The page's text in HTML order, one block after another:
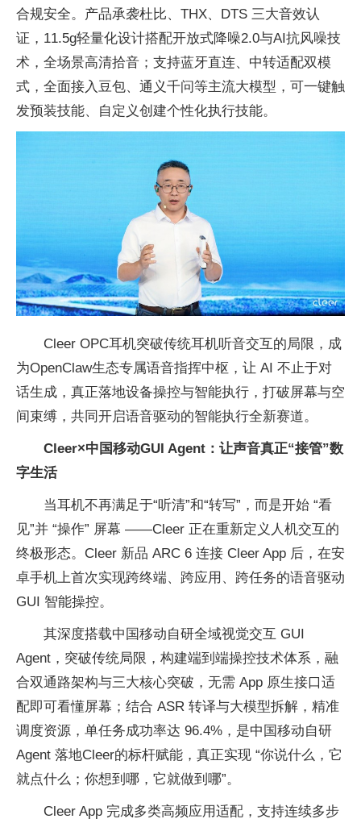
合规安全。产品承袭杜比、THX、DTS 三大音效认
证，11.5g轻量化设计搭配开放式降噪2.0与AI抗风噪技
术，全场景高清拾音；支持蓝牙直连、中转适配双模
式，全面接入豆包、通义千问等主流大模型，可一键触
发预装技能、自定义创建个性化执行技能。
Cleer OPC耳机突破传统耳机听音交互的局限，成
为OpenClaw生态专属语音指挥中枢，让 AI 不止于对
话生成，真正落地设备操控与智能执行，打破屏幕与空
间束缚，共同开启语音驱动的智能执行全新赛道。
Cleer×中国移动GUI Agent：让声音真正“接管”数
字生活
当耳机不再满足于“听清”和“转写”，而是开始 “看
见”并 “操作” 屏幕 ——Cleer 正在重新定义人机交互的
终极形态。Cleer 新品 ARC 6 连接 Cleer App 后，在安
卓手机上首次实现跨终端、跨应用、跨任务的语音驱动
GUI 智能操控。
其深度搭载中国移动自研全域视觉交互 GUI
Agent，突破传统局限，构建端到端操控技术体系，融
合双通路架构与三大核心突破，无需 App 原生接口适
配即可看懂屏幕；结合 ASR 转译与大模型拆解，精准
调度资源，单任务成功率达 96.4%，是中国移动自研
Agent 落地Cleer的标杆赋能，真正实现 “你说什么，它
就点什么；你想到哪，它就做到哪”。
Cleer App 完成多类高频应用适配，支持连续多步